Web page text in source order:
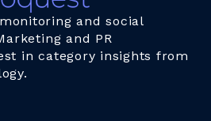
and social
and PR
in category insights from